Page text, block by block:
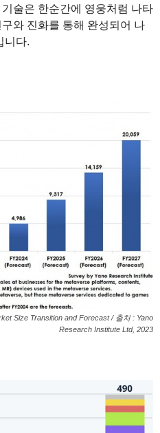
술은 한순간에 영웅처럼 나타
와 진화를 통해 완성되어 나
니다.
Size Transition and Forecast / 출처 : Yano
Research Institute Ltd, 2023